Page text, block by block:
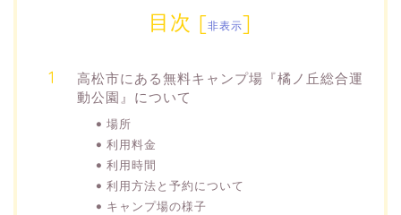
目次 [非表示]
高松市にある無料キャンプ場『橘ノ丘総合運
動公園』について
場所
利用料金
利用時間
利用方法と予約について
キャンプ場の様子